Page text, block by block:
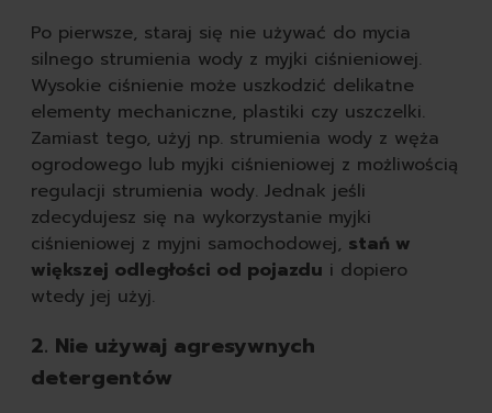
Po pierwsze, staraj się nie używać do mycia
silnego strumienia wody z myjki ciśnieniowej.
Wysokie ciśnienie może uszkodzić delikatne
elementy mechaniczne, plastiki czy uszczelki.
Zamiast tego, użyj np. strumienia wody z węża
ogrodowego lub myjki ciśnieniowej z możliwością
regulacji strumienia wody. Jednak jeśli
zdecydujesz się na wykorzystanie myjki
ciśnieniowej z myjni samochodowej, stań w
większej odległości od pojazdu i dopiero
wtedy jej użyj.
2. Nie używaj agresywnych
detergentów